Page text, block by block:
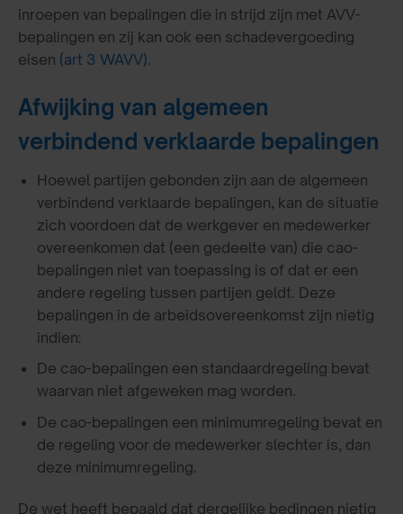
inroepen van bepalingen die in strijd zijn met AVV-
bepalingen en zij kan ook een schadevergoeding
eisen (art 3 WAVV).
Afwijking van algemeen
verbindend verklaarde bepalingen
Hoewel partijen gebonden zijn aan de algemeen
verbindend verklaarde bepalingen, kan de situatie
zich voordoen dat de werkgever en medewerker
overeenkomen dat (een gedeelte van) die cao-
bepalingen niet van toepassing is of dat er een
andere regeling tussen partijen geldt. Deze
bepalingen in de arbeidsovereenkomst zijn nietig
indien:
De cao-bepalingen een standaardregeling bevat
waarvan niet afgeweken mag worden.
De cao-bepalingen een minimumregeling bevat en
de regeling voor de medewerker slechter is, dan
deze minimumregeling.
De wet heeft bepaald dat dergelijke bedingen nietig